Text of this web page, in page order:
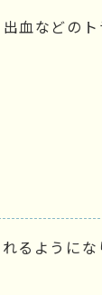
血などの
るようにな